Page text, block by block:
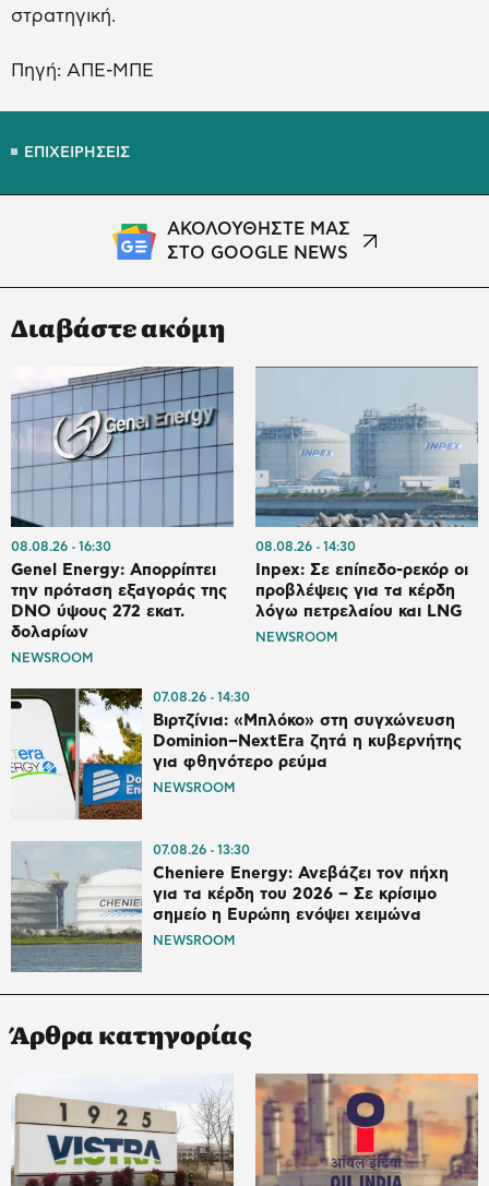
στρατηγική.
Πηγή: ΑΠΕ-ΜΠΕ
ΕΠΙΧΕΙΡΗΣΕΙΣ
ΑΚΟΛΟΥΘΗΣΤΕ ΜΑΣ
ΣΤΟ GOOGLE NEWS
Διαβάστε ακόμη
08.08.26 16:30
Genel Energy: Απορρίπτει
την πρόταση εξαγοράς της
DNO ύψους 272 εκατ.
δολαρίων
NEWSROOM
08.08.26 14:30
Inpex: Σε επίπεδο-ρεκόρ οι
προβλέψεις για τα κέρδη
λόγω πετρελαίου και LNG
NEWSROOM
07.08.26 14:30
Βιρτζίνια: «Μπλόκο» στη συγχώνευση
Dominion–NextEra ζητά η κυβερνήτης
για φθηνότερο ρεύμα
NEWSROOM
07.08.26 13:30
Cheniere Energy: Ανεβάζει τον πήχη
για τα κέρδη του 2026 – Σε κρίσιμο
σημείο η Ευρώπη ενόψει χειμώνα
NEWSROOM
Άρθρα κατηγορίας